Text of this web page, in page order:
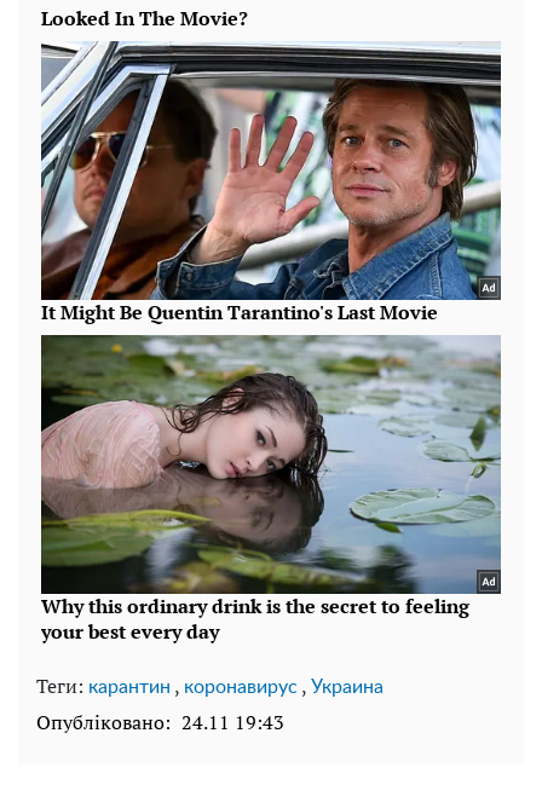
Теги: карантин , коронавирус , Украина
Опубліковано: 24.11 19:43